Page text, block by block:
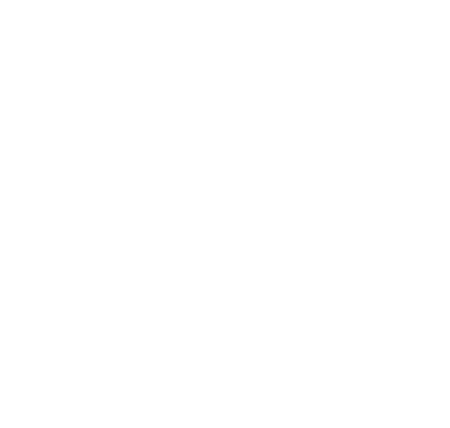
President of the MAGRITTE Foundation (with initial on the
intriguing works that play with the themes of windows, spheres,
archetypal composition.